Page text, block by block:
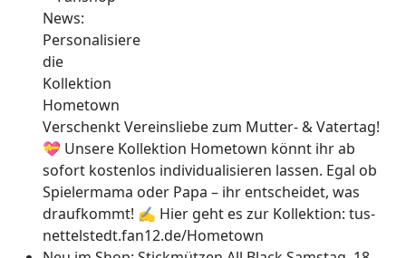
Verschenkt Vereinsliebe zum Mutter- & Vatertag!
💝 Unsere Kollektion Hometown könnt ihr ab
sofort kostenlos individualisieren lassen. Egal ob
Spielermama oder Papa – ihr entscheidet, was
draufkommt! ✍ Hier geht es zur Kollektion: tus-
nettelstedt.fan12.de/Hometown